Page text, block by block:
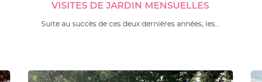
VISITES DE JARDIN MENSUELLES
Suite au succès de ces deux dernières années, les…